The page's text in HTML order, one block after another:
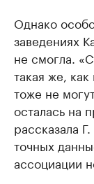
Однако
заведениях
не смогла.
такая же,
тоже не
осталась на
рассказала
точных
ассоциации